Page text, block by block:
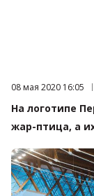
Дата публикации:
08 мая 2020 16:05
На логотипе
жар-птица, а